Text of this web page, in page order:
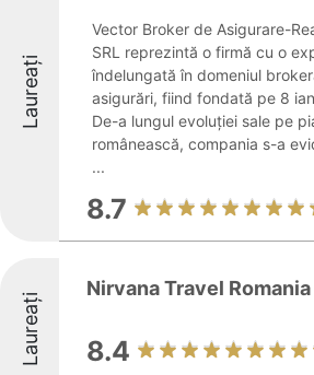
Laureați
Vector Broker de Asigurare-
SRL reprezintă o firmă cu o
îndelungată în domeniul
asigurări, fiind fondată pe 8
De-a lungul evoluției sale pe
românească, compania s-a
...
8.7
Laureați
Nirvana Travel Romania
8.4